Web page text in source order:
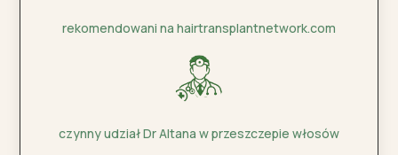
rekomendowani na hairtransplantnetwork.com
czynny udział Dr Altana w przeszczepie włosów